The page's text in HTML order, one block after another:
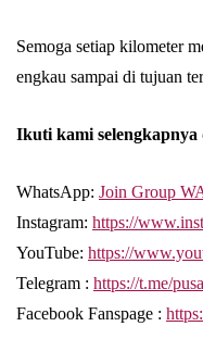
Semoga setiap kilometer
engkau sampai di tujuan
Ikuti kami selengkapnya
WhatsApp: Join Group
Instagram: https://
YouTube: https://
Telegram : https://t.me/
Facebook Fanspage :